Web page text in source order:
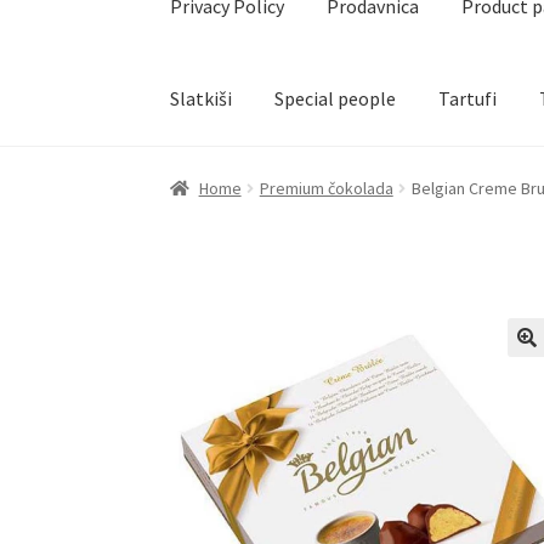
Privacy Policy Prodavnica Product
Slatkiši Special people Tartufi
Home Akcija za dan zaljubljenih Baloni Blog
ProdavnicaProduct page
Terms Conditions Uredjenje doma
Home Premium čokolada Belgian Creme